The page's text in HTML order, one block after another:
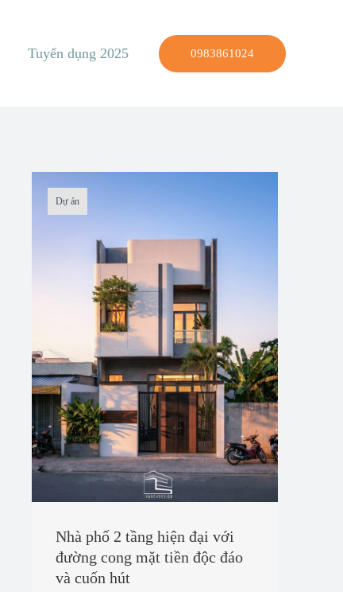
Tuyển dụng 2025 0983861024
Dự án
Nhà phố 2 tầng hiện đại với
đường cong mặt tiền độc đáo
và cuốn hút